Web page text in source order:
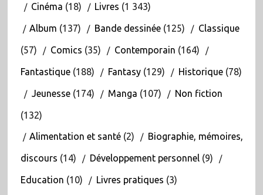
Cinéma (18) Livres (1 343)
Album (137) Bande dessinée(125) Classique
(57) Comics (35) Contemporain (164)
Fantastique(188) Fantasy(129) Historique(78)
Jeunesse(174) Manga (107) Non fiction
(132)
Alimentation et santé(2) Biographie, mémoires,
discours (14) Développement personnel(9)
Education (10) Livres pratiques (3)